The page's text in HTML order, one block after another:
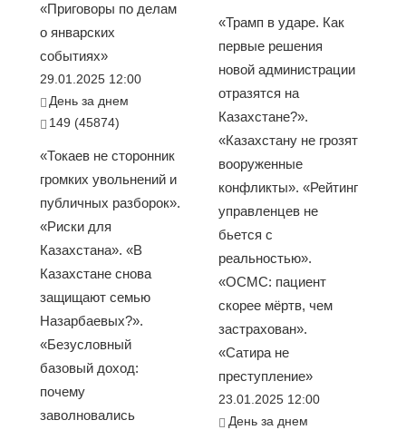
«Приговоры по делам
о январских
событиях»
29.01.2025 12:00
День за днем
149 (45874)
«Токаев не сторонник
громких увольнений и
публичных разборок».
«Риски для
Казахстана». «В
Казахстане снова
защищают семью
Назарбаевых?».
«Безусловный
базовый доход:
почему
заволновались
«Трамп в ударе. Как
первые решения
новой администрации
отразятся на
Казахстане?».
«Казахстану не грозят
вооруженные
конфликты». «Рейтинг
управленцев не
бьется с
реальностью».
«ОСМС: пациент
скорее мёртв, чем
застрахован».
«Сатира не
преступление»
23.01.2025 12:00
День за днем